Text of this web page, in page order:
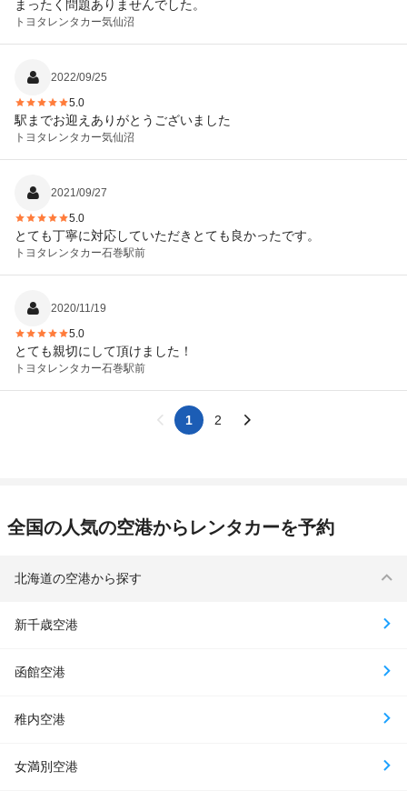
まったく問題ありませんでした。
トヨタレンタカー気仙沼
2022/09/25
5.0
駅までお迎えありがとうございました
トヨタレンタカー気仙沼
2021/09/27
5.0
とても丁寧に対応していただきとても良かったです。
トヨタレンタカー石巻駅前
2020/11/19
5.0
とても親切にして頂けました！
トヨタレンタカー石巻駅前
1 2
全国の人気の空港からレンタカーを予約
北海道の空港から探す
新千歳空港
函館空港
稚内空港
女満別空港